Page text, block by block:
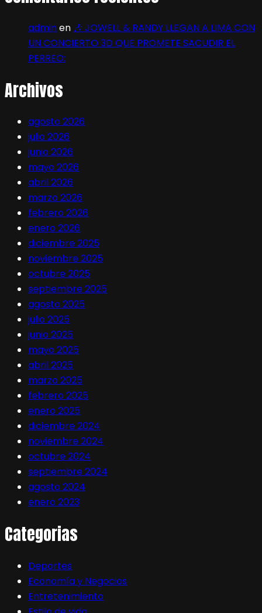
adminen 🎶 JOWELL & RANDY LLEGAN A LIMA CON
UN CONCIERTO 3D QUE PROMETE SACUDIR EL
PERREO:
Archivos
agosto 2026
julio 2026
junio 2026
mayo 2026
abril 2026
marzo 2026
febrero 2026
enero 2026
diciembre 2025
noviembre 2025
octubre 2025
septiembre 2025
agosto 2025
julio 2025
junio 2025
mayo 2025
abril 2025
marzo 2025
febrero 2025
enero 2025
diciembre 2024
noviembre 2024
octubre 2024
septiembre 2024
agosto 2024
enero 2023
Categorias
Deportes
Economía y Negocios
Entretenimiento